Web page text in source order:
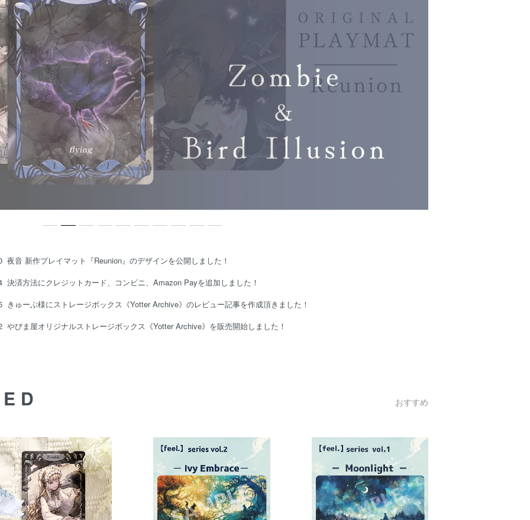
夜音 新作プレイマット『Reunion』のデザインを公開しました！
決済方法にクレジットカード、コンビニ、Amazon Payを追加しました！
きゅーぶ様にストレージボックス《Yotter Archive》のレビュー記事を作成頂きました！
やびま屋オリジナルストレージボックス《Yotter Archive》を販売開始しました！
おすすめ